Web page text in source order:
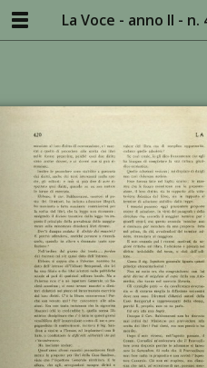
La Voce - anno II -